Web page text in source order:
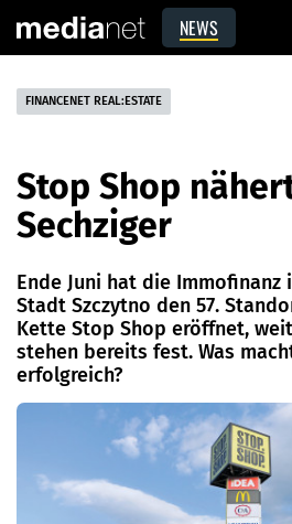
NEWS
FINANCENET REAL:ESTATE
Stop Shop
Sechziger
Ende Juni hat die
Stadt Szczytno den 57.
Kette Stop Shop eröffnet,
stehen bereits fest. Was
erfolgreich?